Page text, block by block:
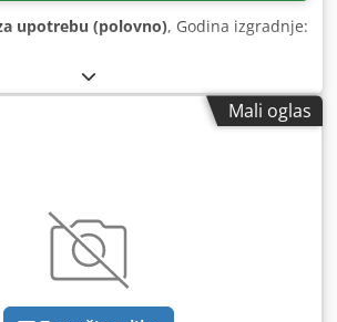
upotrebu (polovno), Godina izgradnje:
Mali oglas